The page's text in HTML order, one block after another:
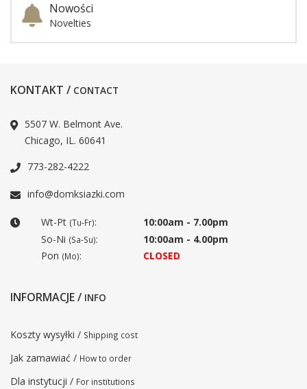
Nowości
Novelties
KONTAKT / CONTACT
5507 W. Belmont Ave.
Chicago, IL. 60641
773-282-4222
info@domksiazki.com
Wt-Pt (Tu-Fr):
10:00am - 7.00pm
So-Ni (Sa-Su):
10:00am - 4.00pm
Pon (Mo): CLOSED
INFORMACJE / INFO
Koszty wysyłki / Shipping cost
Jak zamawiać / How to order
Dla instytucji / For institutions